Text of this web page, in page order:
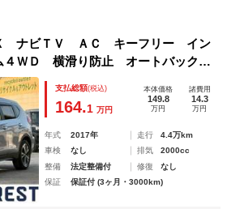
ナビＴＶ ＡＣ キーフリー イン
４ＷＤ 横滑り防止 オートバックド
防止システム ダブルエアバック
ウ ＥＴＣ車載器 ＡＢＳ アルミ
支払総額(税込)
164.1 万円
本体価格
149.8
万円
諸費用
14.3
万円
年式 2017年 走行
4.4万km
車検
なし 排気
2000cc
整備
法定整備付 修復
なし
保証
保証付 (3ヶ月・3000km)